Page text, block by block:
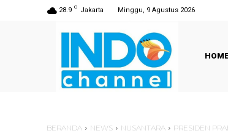
28.9 C Jakarta Minggu, 9 Agustus 2026
BERANDA NEWS NUSANTARA PRESIDEN